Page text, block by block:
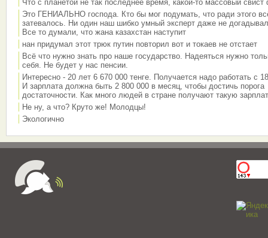
Что с планетой не так последнее время, какой-то массовый свист
Это ГЕНИАЛЬНО господа. Кто бы мог подумать, что ради этого
затевалось. Ни один наш шибко умный эксперт даже не
Все то думали, что жана казахстан наступит
нан придумал этот трюк путин повторил вот и токаев не отстает
Всё что нужно знать про наше государство. Надеяться нужно
себя. Не будет у нас пенсии.
Интересно - 20 лет 6 670 000 тенге. Получается надо работать с
И зарплата должна быть 2 800 000 в месяц, чтобы достичь порога
достаточности. Как много людей в стране получают такую
Не ну, а что? Круто же! Молодцы!
Экологично